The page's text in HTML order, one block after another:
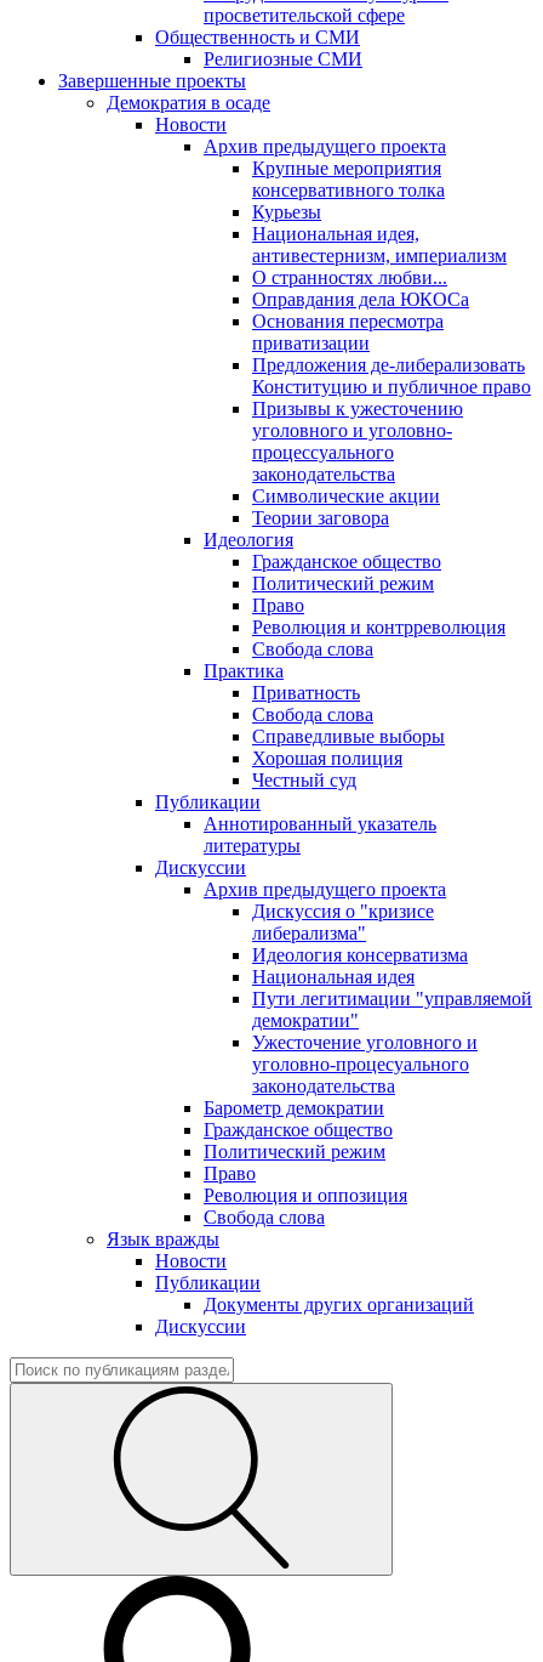
просветительской сфере
Общественность и СМИ
Религиозные СМИ
Завершенные проекты
Демократия в осаде
Новости
Архив предыдущего проекта
Крупные мероприятия
консервативного толка
Курьезы
Национальная идея,
антивестернизм, империализм
О странностях любви...
Оправдания дела ЮКОСа
Основания пересмотра
приватизации
Предложения де-либерализовать
Конституцию и публичное право
Призывы к ужесточению
уголовного и уголовно-
процессуального
законодательства
Символические акции
Теории заговора
Идеология
Гражданское общество
Политический режим
Право
Революция и контрреволюция
Свобода слова
Практика
Приватность
Свобода слова
Справедливые выборы
Хорошая полиция
Честный суд
Публикации
Аннотированный указатель
литературы
Дискуссии
Архив предыдущего проекта
Дискуссия о "кризисе
либерализма"
Идеология консерватизма
Национальная идея
Пути легитимации "управляемой
демократии"
Ужесточение уголовного и
уголовно-процесуального
законодательства
Барометр демократии
Гражданское общество
Политический режим
Право
Революция и оппозиция
Свобода слова
Язык вражды
Новости
Публикации
Документы других организаций
Дискуссии